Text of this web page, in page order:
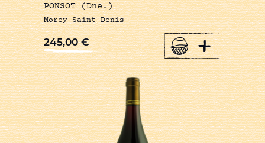
PONSOT (Dne.)
Morey-Saint-Denis
245,00€ +